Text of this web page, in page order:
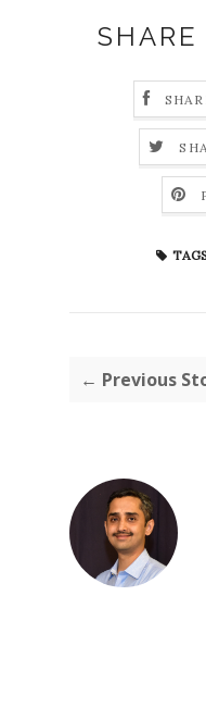
← Previous